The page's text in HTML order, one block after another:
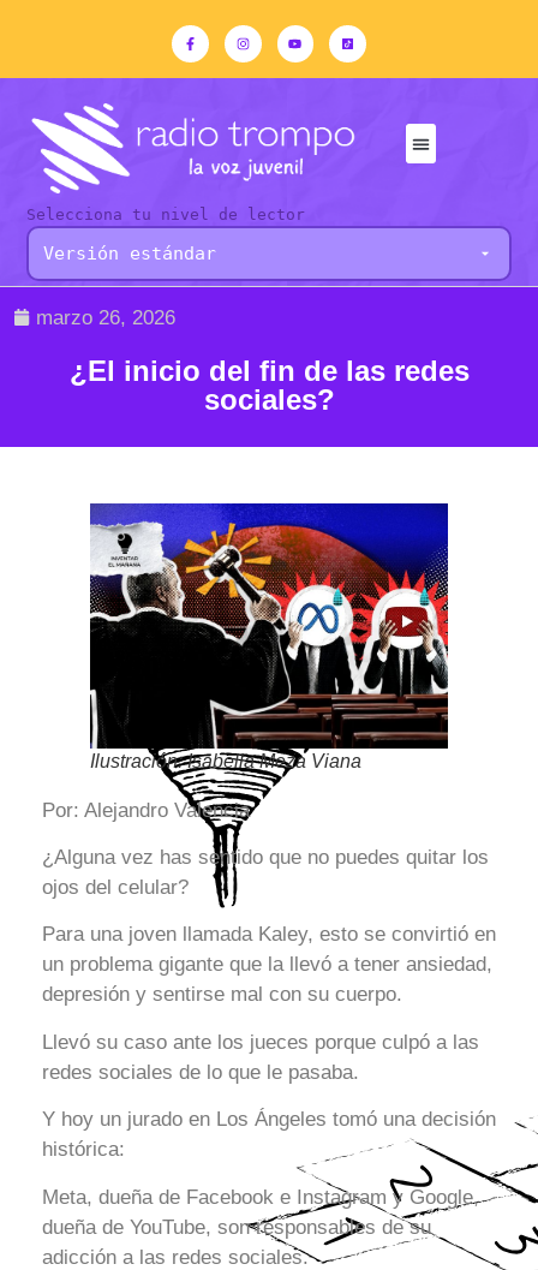
Selecciona tu nivel de lector
marzo 26, 2026
¿El inicio del fin de las redes
sociales?
Ilustración: Isabella Meza Viana
Por: Alejandro Valencia
¿Alguna vez has sentido que no puedes quitar los
ojos del celular?
Para una joven llamada Kaley, esto se convirtió en
un problema gigante que la llevó a tener ansiedad,
depresión y sentirse mal con su cuerpo.
Llevó su caso ante los jueces porque culpó a las
redes sociales de lo que le pasaba.
Y hoy un jurado en Los Ángeles tomó una decisión
histórica:
Meta, dueña de Facebook e Instagram y Google,
dueña de YouTube, son responsables de su
adicción a las redes sociales.